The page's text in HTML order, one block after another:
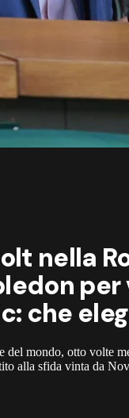
nella
per
che
del mondo, otto volte
alla sfida vinta da